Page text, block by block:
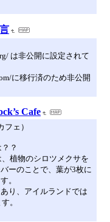
は非公開に設定されて
に移行済のため非公開
Cafe
フェ）
？
植物のシロツメクサを
ーのことで、葉が3枚に
。
り、アイルランドでは
。